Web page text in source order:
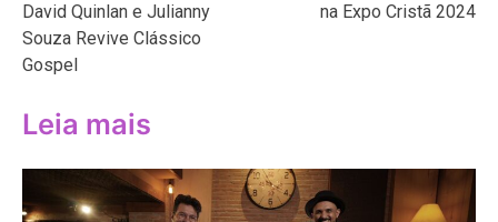
Post
David Quinlan e Julianny
Souza Revive Clássico
Gospel
na Expo Cristã 2024
Leia mais